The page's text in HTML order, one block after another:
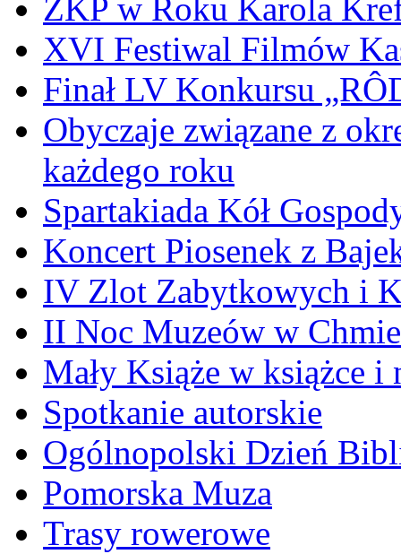
ZKP w Roku Karola
XVI Festiwal Filmów
Finał LV Konkursu
Obyczaje związane z
każdego roku
Spartakiada Kół
Koncert Piosenek z
IV Zlot Zabytkowych i
II Noc Muzeów w
Mały Książe w książce i
Spotkanie autorskie
Ogólnopolski Dzień
Pomorska Muza
Trasy rowerowe